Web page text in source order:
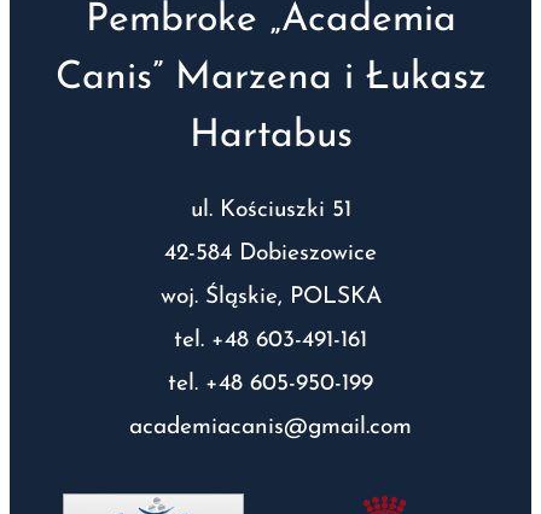
Pembroke „Academia
Canis” Marzena i Łukasz
Hartabus
ul. Kościuszki 51
42-584 Dobieszowice
woj. Śląskie, POLSKA
tel. +48 603-491-161
tel. +48 605-950-199
academiacanis@gmail.com